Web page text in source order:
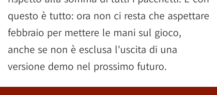
questo è tutto: ora non ci resta che aspettare
febbraio per mettere le mani sul gioco,
anche se non è esclusa l'uscita di una
versione demo nel prossimo futuro.